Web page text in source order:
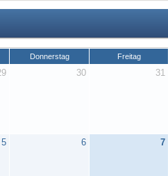
Donnerstag Freitag
30 31
5 6 7